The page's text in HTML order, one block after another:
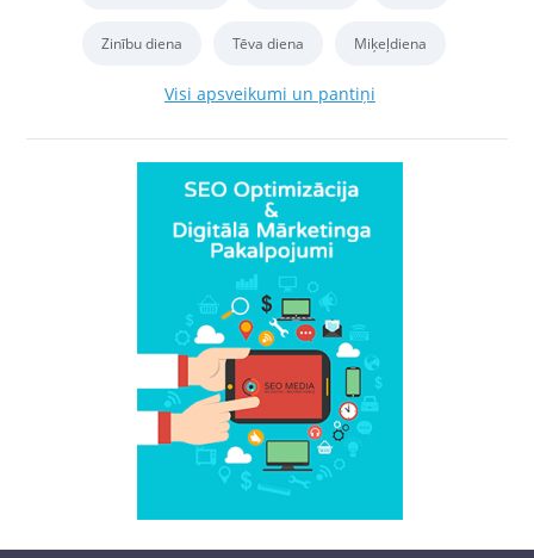
Zinību diena Tēva diena Miķeļdiena
Visi apsveikumi un pantiņi